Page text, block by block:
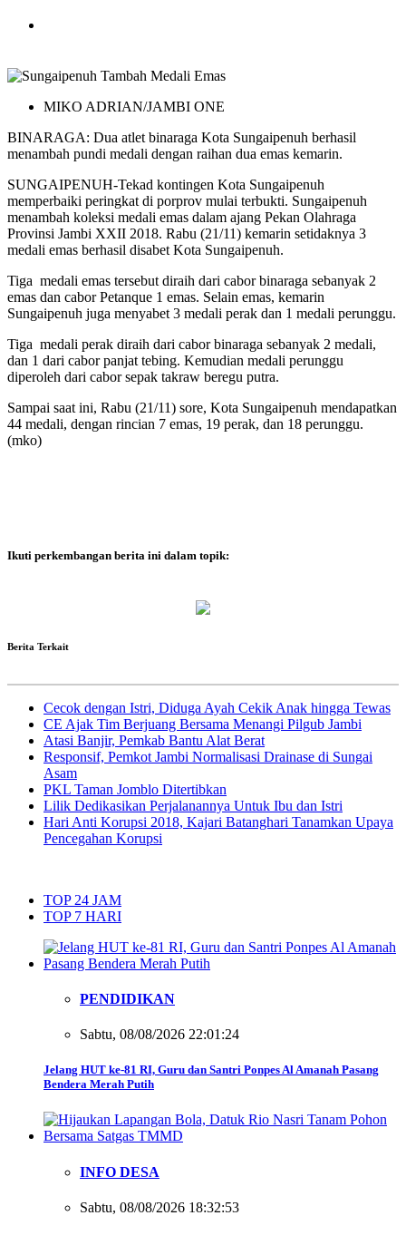
MIKO ADRIAN/JAMBI ONE
BINARAGA: Dua atlet binaraga Kota Sungaipenuh berhasil
menambah pundi medali dengan raihan dua emas kemarin.
SUNGAIPENUH-Tekad kontingen Kota Sungaipenuh
memperbaiki peringkat di porprov mulai terbukti. Sungaipenuh
menambah koleksi medali emas dalam ajang Pekan Olahraga
Provinsi Jambi XXII 2018. Rabu (21/11) kemarin setidaknya 3
medali emas berhasil disabet Kota Sungaipenuh.
Tiga medali emas tersebut diraih dari cabor binaraga sebanyak 2
emas dan cabor Petanque 1 emas. Selain emas, kemarin
Sungaipenuh juga menyabet 3 medali perak dan 1 medali perunggu.
Tiga medali perak diraih dari cabor binaraga sebanyak 2 medali,
dan 1 dari cabor panjat tebing. Kemudian medali perunggu
diperoleh dari cabor sepak takraw beregu putra.
Sampai saat ini, Rabu (21/11) sore, Kota Sungaipenuh mendapatkan
44 medali, dengan rincian 7 emas, 19 perak, dan 18 perunggu.
(mko)
Ikuti perkembangan berita ini dalam topik:
Berita Terkait
Cecok dengan Istri, Diduga Ayah Cekik Anak hingga Tewas
CE Ajak Tim Berjuang Bersama Menangi Pilgub Jambi
Atasi Banjir, Pemkab Bantu Alat Berat
Responsif, Pemkot Jambi Normalisasi Drainase di Sungai
Asam
PKL Taman Jomblo Ditertibkan
Lilik Dedikasikan Perjalanannya Untuk Ibu dan Istri
Hari Anti Korupsi 2018, Kajari Batanghari Tanamkan Upaya
Pencegahan Korupsi
TOP 24 JAM
TOP 7 HARI
PENDIDIKAN
Sabtu, 08/08/2026 22:01:24
Jelang HUT ke-81 RI, Guru dan Santri Ponpes Al Amanah Pasang
Bendera Merah Putih
INFO DESA
Sabtu, 08/08/2026 18:32:53